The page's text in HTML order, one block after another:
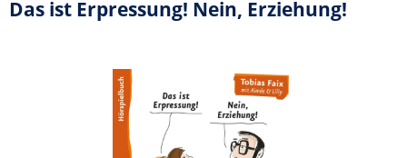
Das ist Erpressung! Nein, Erziehung!